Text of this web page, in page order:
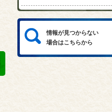
情報が見つからない
場合はこちらから